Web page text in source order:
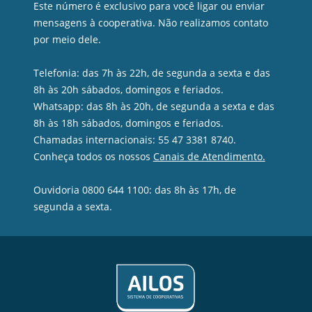
Este número é exclusivo para você ligar ou enviar
mensagens à cooperativa. Não realizamos contato
por meio dele.
Telefonia: das 7h às 22h, de segunda a sexta e das
8h às 20h sábados, domingos e feriados.
Whatsapp: das 8h às 20h, de segunda a sexta e das
8h às 18h sábados, domingos e feriados.
Chamadas internacionais: 55 47 3381 8740.
Conheça todos os nossos Canais de Atendimento.
Ouvidoria 0800 644 1100: das 8h às 17h, de
segunda a sexta.